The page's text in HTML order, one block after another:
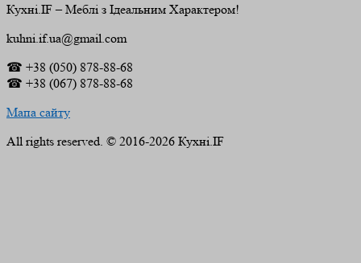
Кухні.IF – Меблі з Ідеальним Характером!
kuhni.if.ua@gmail.com
☎ +38 (050) 878-88-68
☎ +38 (067) 878-88-68
Мапа сайту
All rights reserved. © 2016-2026 Кухні.IF